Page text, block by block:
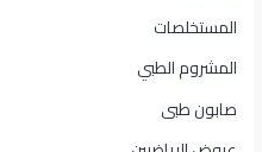
المستخلصات
المشروم الطبي
صابون طبى